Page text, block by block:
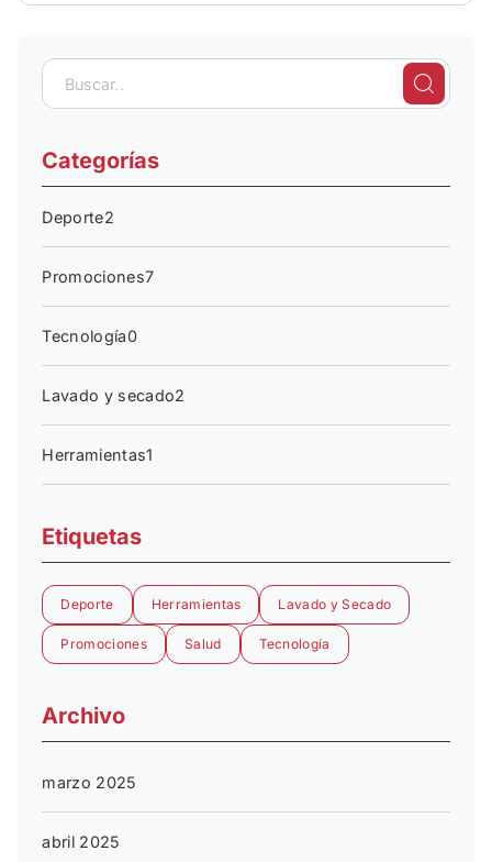
Categorías
Deporte2
Promociones7
Tecnología0
Lavado y secado2
Herramientas1
Etiquetas
Deporte Herramientas Lavado y Secado
Promociones Salud Tecnología
Archivo
marzo 2025
abril 2025